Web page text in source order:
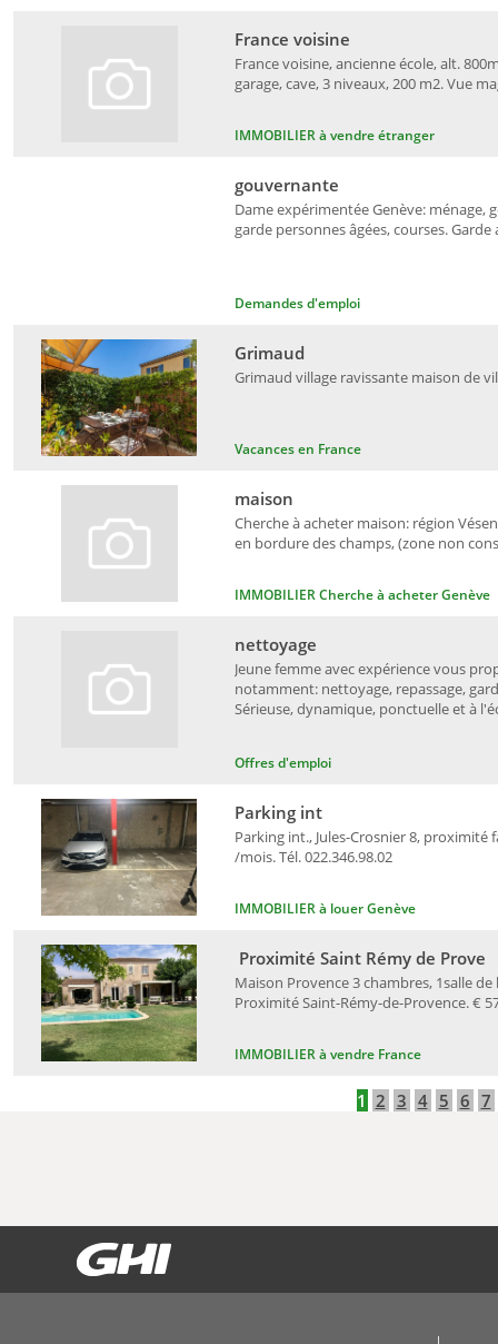
IMMOBILIER à vendre étranger
France voisine, ancienne école, alt.
garage, cave, 3 niveaux, 200 m2. Vue
France voisine
Demandes d'emploi
Dame expérimentée Genève:
garde personnes âgées, courses.
gouvernante
Vacances en France
Grimaud village ravissante maison de
Grimaud
IMMOBILIER Cherche à acheter Genève
Cherche à acheter maison: région
en bordure des champs, (zone non
maison
Offres d'emploi
Jeune femme avec expérience vous
notamment: nettoyage, repassage,
Sérieuse, dynamique, ponctuelle et à
nettoyage
IMMOBILIER à louer Genève
Parking int., Jules-Crosnier 8, proximité
/mois. Tél. 022.346.98.02
Parking int
IMMOBILIER à vendre France
Maison Provence 3 chambres, 1salle
Proximité Saint-Rémy-de-Provence. €
Proximité Saint Rémy de Prove
1 2 3 4 5 6 7